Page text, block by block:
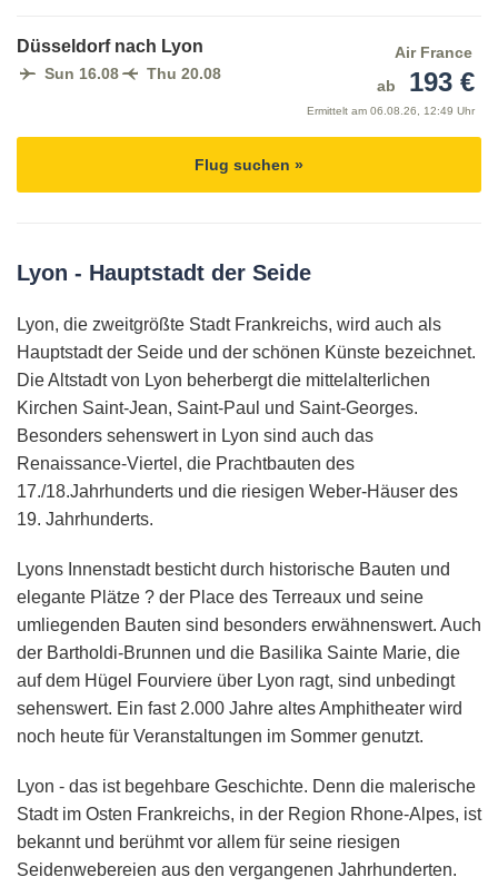
Düsseldorf nach Lyon
Sun 16.08 Thu 20.08
Air France
ab
193 €
Ermittelt am 06.08.26, 12:49 Uhr
Flug suchen »
Lyon - Hauptstadt der Seide
Lyon, die zweitgrößte Stadt Frankreichs, wird auch als
Hauptstadt der Seide und der schönen Künste bezeichnet.
Die Altstadt von Lyon beherbergt die mittelalterlichen
Kirchen Saint-Jean, Saint-Paul und Saint-Georges.
Besonders sehenswert in Lyon sind auch das
Renaissance-Viertel, die Prachtbauten des
17./18.Jahrhunderts und die riesigen Weber-Häuser des
19. Jahrhunderts.
Lyons Innenstadt besticht durch historische Bauten und
elegante Plätze ? der Place des Terreaux und seine
umliegenden Bauten sind besonders erwähnenswert. Auch
der Bartholdi-Brunnen und die Basilika Sainte Marie, die
auf dem Hügel Fourviere über Lyon ragt, sind unbedingt
sehenswert. Ein fast 2.000 Jahre altes Amphitheater wird
noch heute für Veranstaltungen im Sommer genutzt.
Lyon - das ist begehbare Geschichte. Denn die malerische
Stadt im Osten Frankreichs, in der Region Rhone-Alpes, ist
bekannt und berühmt vor allem für seine riesigen
Seidenwebereien aus den vergangenen Jahrhunderten.